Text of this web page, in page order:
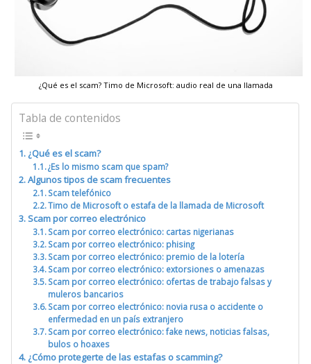
¿Qué es el scam? Timo de Microsoft: audio real de una llamada
Tabla de contenidos
¿Qué es el scam?
¿Es lo mismo scam que spam?
Algunos tipos de scam frecuentes
Scam telefónico
Timo de Microsoft o estafa de la llamada de Microsoft
Scam por correo electrónico
Scam por correo electrónico: cartas nigerianas
Scam por correo electrónico: phising
Scam por correo electrónico: premio de la lotería
Scam por correo electrónico: extorsiones o amenazas
Scam por correo electrónico: ofertas de trabajo falsas y
muleros bancarios
Scam por correo electrónico: novia rusa o accidente o
enfermedad en un país extranjero
Scam por correo electrónico: fake news, noticias falsas,
bulos o hoaxes
¿Cómo protegerte de las estafas o scamming?